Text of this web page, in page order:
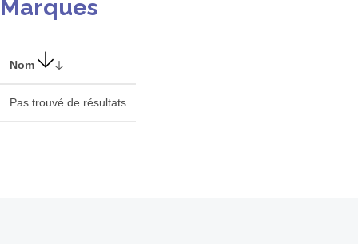
Marques
Nom
Pas trouvé de résultats